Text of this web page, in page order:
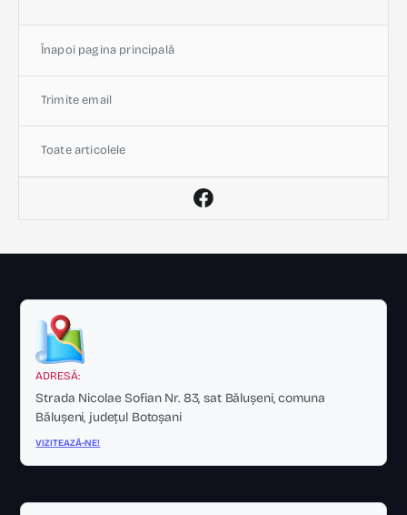
Înapoi pagina principală
Trimite email
Toate articolele
ADRESĂ:
Strada Nicolae Sofian Nr. 83, sat Bălușeni, comuna
Bălușeni, județul Botoșani
VIZITEAZĂ-NE!